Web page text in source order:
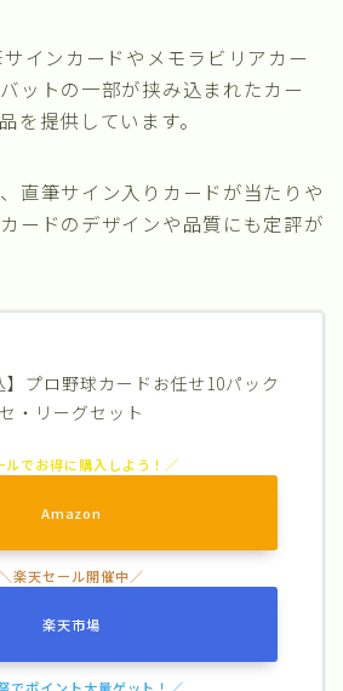
インカードやメモラビリアカー
ットの一部が挟み込まれたカー
を提供しています。
直筆サイン入りカードが当たりや
ードのデザインや品質にも定評が
】プロ野球カードお任せ10パック
セ・リーグセット
Amazon
楽天市場